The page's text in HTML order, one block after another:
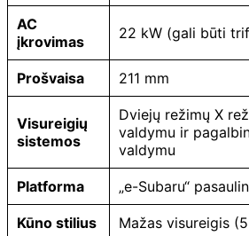
AC
įkrovimas
22 kW (gali būti
Prošvaisa 211 mm
Visureigių
sistemos
Dviejų režimų X
valdymu ir
valdymu
Platforma „e-Subaru“
Kūno stilius Mažas visureigis